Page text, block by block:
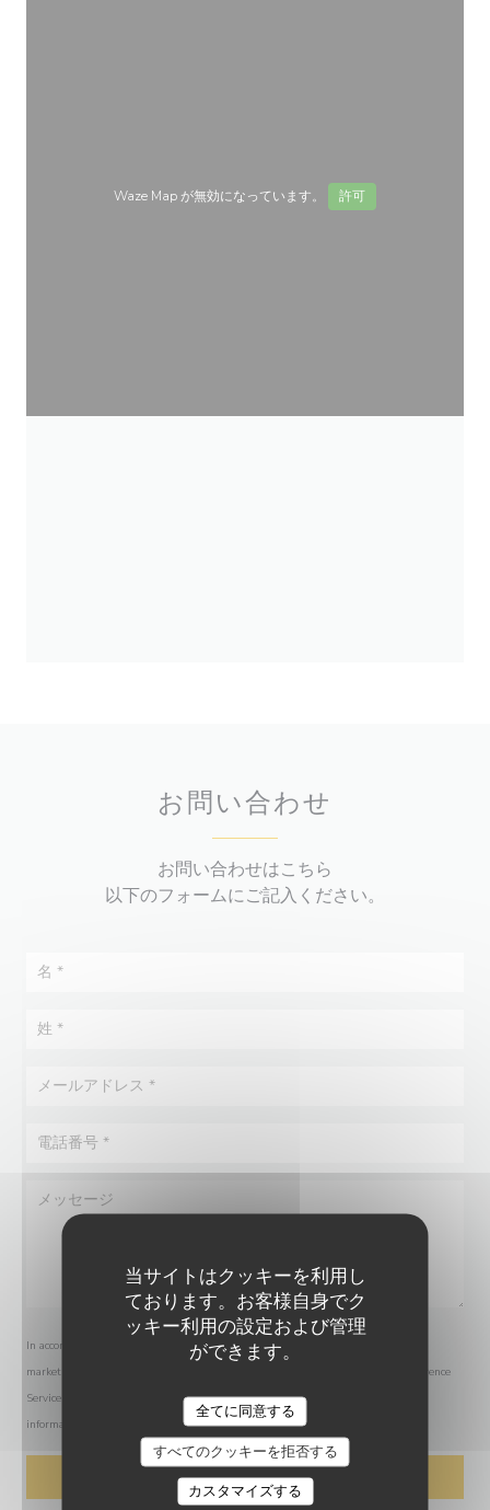
当サイトはクッキーを利用し
ております。お客様自身でク
ッキー利用の設定および管理
ができます。
全てに同意する
すべてのクッキーを拒否する
カスタマイズする
Waze Map が無効になっています。 許可
お問い合わせ
お問い合わせはこちら
以下のフォームにご記入ください。
In accordance with data protection regulations, you have the right to opt out of
marketing communications. UK residents can register with the Telephone Preference
Service at
. US residents can register at
information about how we process your data, please see our
LE MAGELLAN